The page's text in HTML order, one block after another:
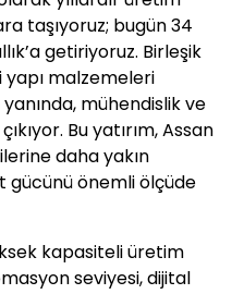
taşıyoruz; bugün 34
getiriyoruz. Birleşik
yapı malzemeleri
mühendislik ve
Bu yatırım, Assan
daha yakın
gücünü önemli ölçüde
kapasiteli üretim
seviyesi, dijital